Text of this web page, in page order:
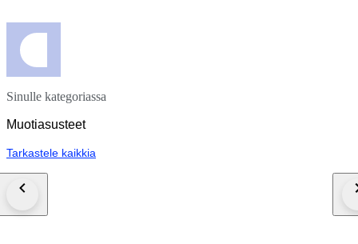
Sinulle kategoriassa
Muotiasusteet
Tarkastele kaikkia